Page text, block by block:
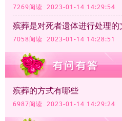
7269阅读 2023-01-14 14:29:54
殡葬是对死者遗体进行处理的
7058阅读 2023-01-14 14:28:51
殡葬的方式有哪些
6987阅读 2023-01-14 14:29:24